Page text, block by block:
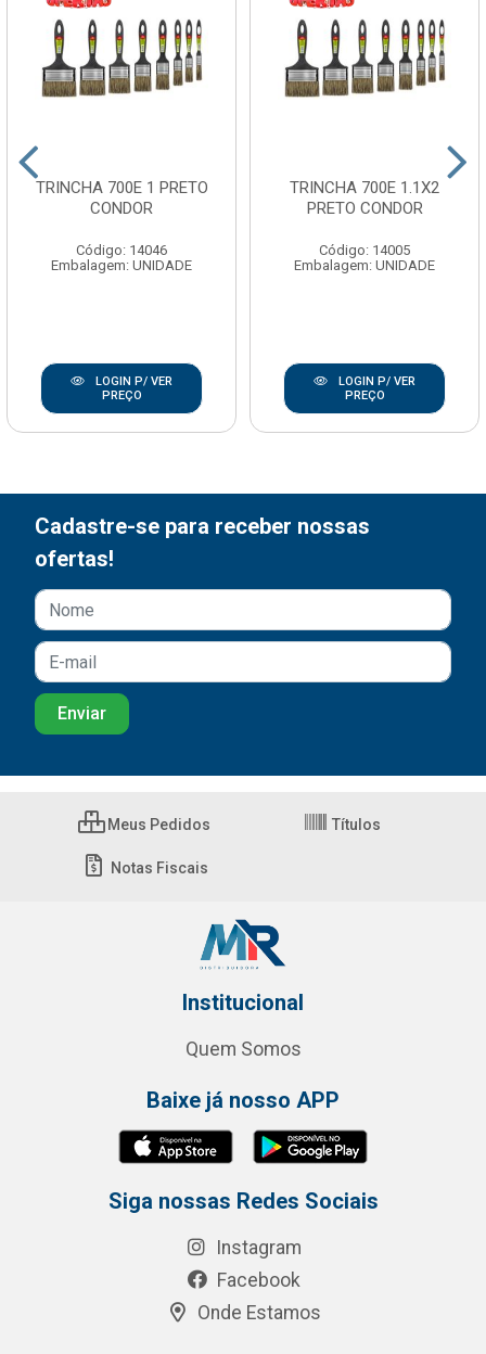
TRINCHA 700E 1 PRETO
CONDOR
Código: 14046
Embalagem: UNIDADE
LOGIN P/ VER
PREÇO
TRINCHA 700E 1.1X2
PRETO CONDOR
Código: 14005
Embalagem: UNIDADE
LOGIN P/ VER
PREÇO
Cadastre-se para receber nossas
ofertas!
Meus Pedidos Títulos
Notas Fiscais
Institucional
Quem Somos
Baixe já nosso APP
Siga nossas Redes Sociais
Instagram
Facebook
Onde Estamos